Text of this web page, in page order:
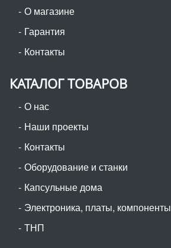
О магазине
Гарантия
Контакты
КАТАЛОГ ТОВАРОВ
О нас
Наши проекты
Контакты
Оборудование и станки
Капсульные дома
Электроника, платы, компоненты
ТНП